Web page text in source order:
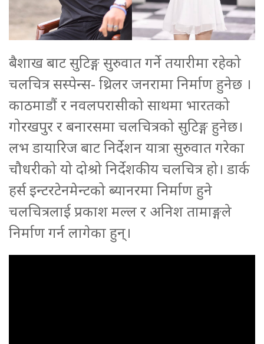
बैशाख बाट सुटिङ्ग सुरुवात गर्ने तयारीमा रहेको
चलचित्र सस्पेन्स- थ्रिलर जनरामा निर्माण हुनेछ ।
काठमाडौं र नवलपरासीको साथमा भारतको
गोरखपुर र बनारसमा चलचित्रको सुटिङ्ग हुनेछ।
लभ डायारिज बाट निर्देशन यात्रा सुरुवात गरेका
चौधरीको यो दोश्रो निर्देशकीय चलचित्र हो। डार्क
हर्स इन्टरटेनमेन्टको ब्यानरमा निर्माण हुने
चलचित्रलाई प्रकाश मल्ल र अनिश तामाङ्गले
निर्माण गर्न लागेका हुन्।